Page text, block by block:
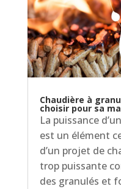
Chaudière à
choisir pour sa
La puissance
est un élément
d’un projet de
trop puissante
des granulés et